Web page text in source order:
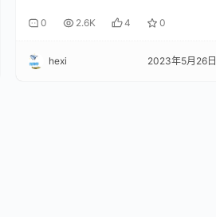
0 2.6K 4 0
hexi 2023年5月26日